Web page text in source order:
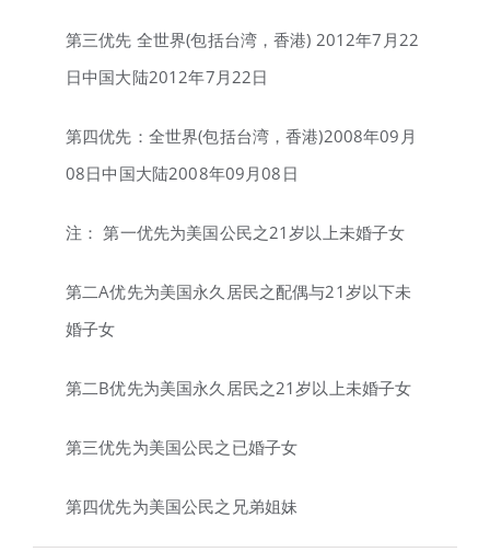
第三优先 全世界(包括台湾，香港) 2012年7月22
日中国大陆2012年7月22日
第四优先：全世界(包括台湾，香港)2008年09月
08日中国大陆2008年09月08日
注： 第一优先为美国公民之21岁以上未婚子女
第二A优先为美国永久居民之配偶与21岁以下未
婚子女
第二B优先为美国永久居民之21岁以上未婚子女
第三优先为美国公民之已婚子女
第四优先为美国公民之兄弟姐妹